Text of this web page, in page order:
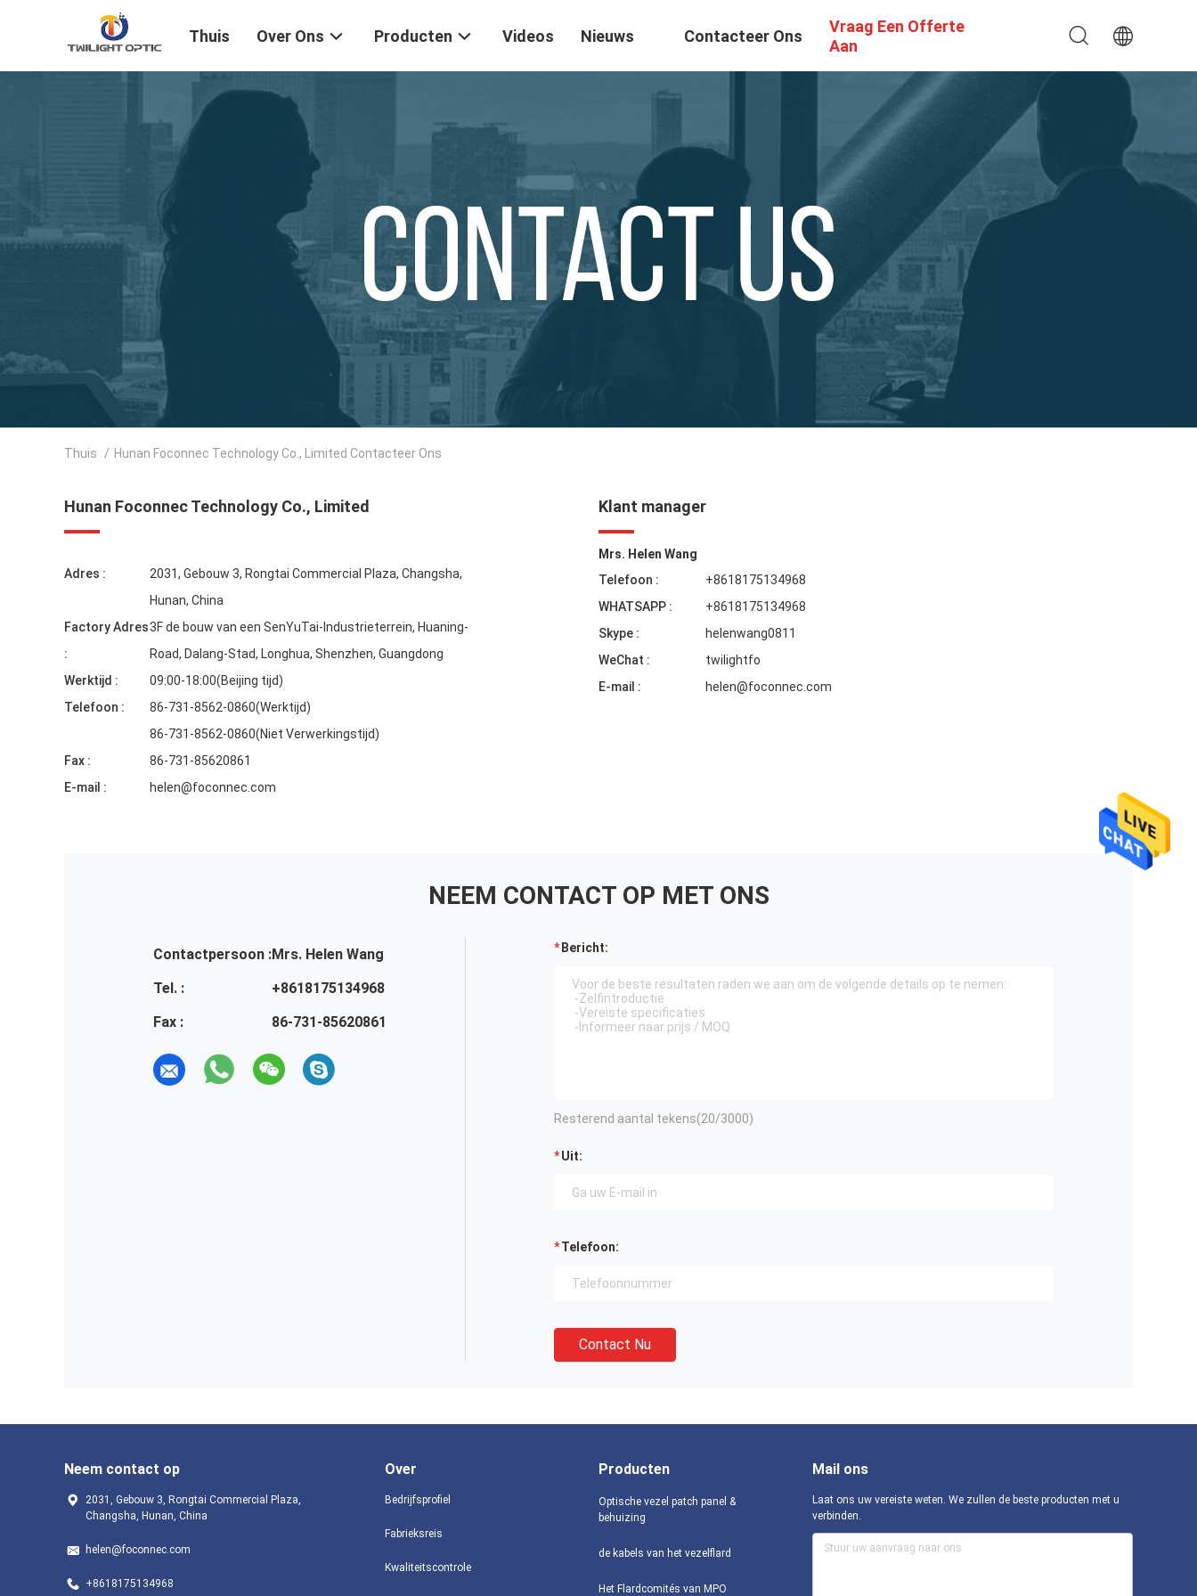
Thuis Over Ons Producten Videos Nieuws Contacteer Ons
Vraag Een Offerte
Aan
Thuis / Hunan Foconnec Technology Co., Limited Contacteer Ons
Hunan Foconnec Technology Co., Limited
Adres :
2031, Gebouw 3, Rongtai Commercial Plaza, Changsha,
Hunan, China
Factory Adres
:
3F de bouw van een SenYuTai-Industrieterrein, Huaning-
Road, Dalang-Stad, Longhua, Shenzhen, Guangdong
Werktijd :
09:00-18:00(Beijing tijd)
Telefoon :
86-731-8562-0860(Werktijd)
86-731-8562-0860(Niet Verwerkingstijd)
Fax :
86-731-85620861
E-mail :
helen@foconnec.com
Klant manager
Mrs. Helen Wang
Telefoon :
+8618175134968
WHATSAPP :
+8618175134968
Skype :
helenwang0811
WeChat :
twilightfo
E-mail :
helen@foconnec.com
NEEM CONTACT OP MET ONS
Contactpersoon :Mrs. Helen Wang
Tel. :
+8618175134968
Fax :
86-731-85620861
Bericht:
Resterend aantal tekens(20/3000)
Uit:
Telefoon:
Contact Nu
Neem contact op
2031, Gebouw 3, Rongtai Commercial Plaza,
Changsha, Hunan, China
helen@foconnec.com
+8618175134968
Over
Bedrijfsprofiel
Fabrieksreis
Kwaliteitscontrole
Producten
Optische vezel patch panel &
behuizing
de kabels van het vezelflard
Het Flardcomités van MPO
Mail ons
Laat ons uw vereiste weten. We zullen de beste producten met u
verbinden.